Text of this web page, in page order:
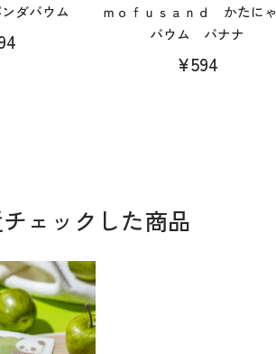
ダバウム
ｍｏｆｕｓａｎｄ かたに
バウム バナナ
¥594
ェックした商品